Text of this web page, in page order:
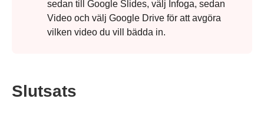
sedan till Google Slides, välj Infoga, sedan
Video och välj Google Drive för att avgöra
vilken video du vill bädda in.
Slutsats